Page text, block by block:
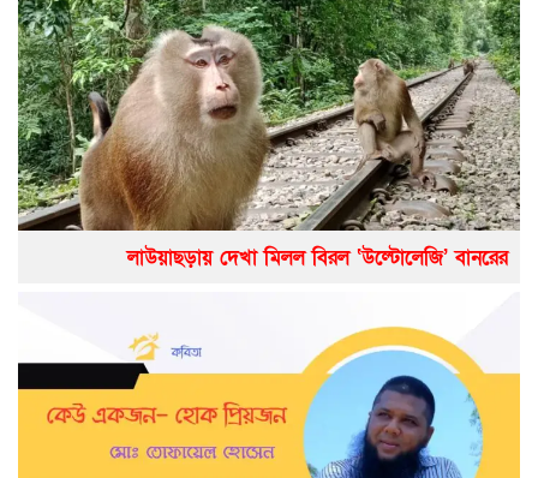
লাউয়াছড়ায় দেখা মিলল বিরল ‘উল্টোলেজি’ বানরের